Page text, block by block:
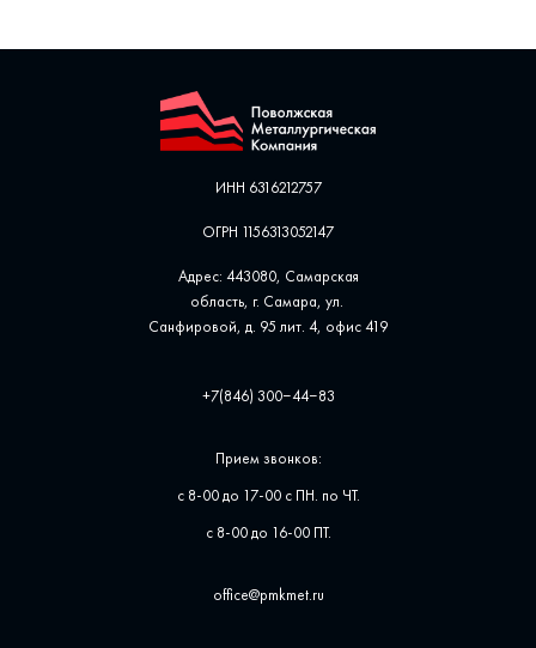
ИНН 6316212757
ОГРН 1156313052147
Адрес: 443080, Самарская
область, г. Самара, ул. ​
Санфировой, д. 95 лит. 4, офис ​419
+7(846) 300‒44‒83
Прием звонков:
с 8-00 до 17-00 с ПН. по ЧТ.
с 8-00 до 16-00 ПТ.
office@pmkmet.ru